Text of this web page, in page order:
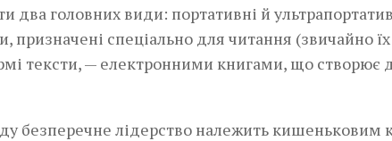
два го­ловних види: портативні й
призначені спеціально для читання (звичайно
тексти, — електронними книгами, що створює
безперечне лідерство­ належить